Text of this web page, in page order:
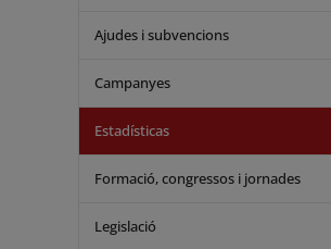
Ajudes i subvencions
Campanyes
Estadísticas
Formació, congressos i jornades
Legislació